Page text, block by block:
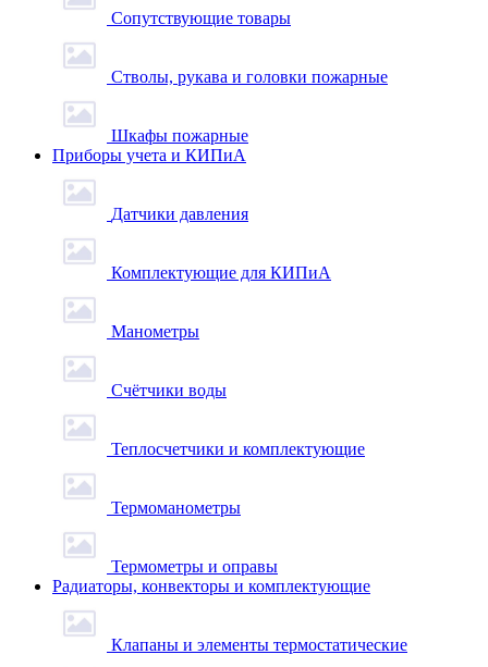
Сопутствующие товары
Стволы, рукава и головки пожарные
Шкафы пожарные
Приборы учета и КИПиА
Датчики давления
Комплектующие для КИПиА
Манометры
Счётчики воды
Теплосчетчики и комплектующие
Термоманометры
Термометры и оправы
Радиаторы, конвекторы и комплектующие
Клапаны и элементы термостатические